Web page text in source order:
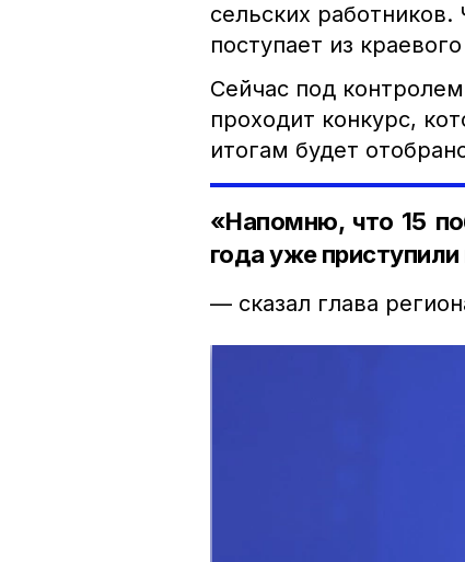
сельских
поступает из
Сейчас под
проходит конкурс,
итогам будет
«Напомню, что 15
года уже
— сказал глава